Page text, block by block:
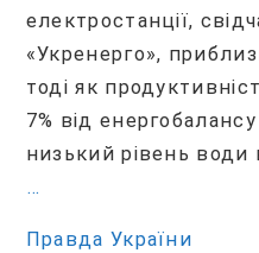
електростанції,
«Укренерго»,
тоді як
7% від
низький рівень води
…
Правда України